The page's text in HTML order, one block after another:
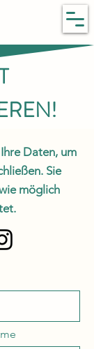
Daten, um
Sie
möglich